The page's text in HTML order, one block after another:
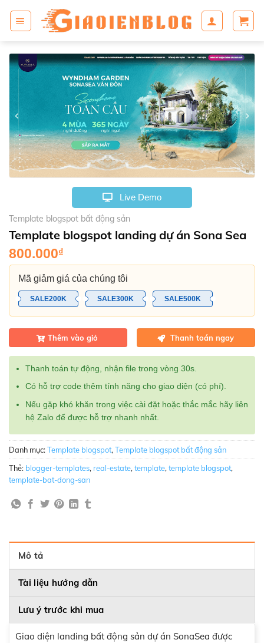
Live Demo
Template blogspot bất động sản
Template blogspot landing dự án Sona Sea
800.000₫
Mã giảm giá của chúng tôi
SALE200K SALE300K SALE500K
Thêm vào giỏ Thanh toán ngay
Thanh toán tự động, nhận file trong vòng 30s.
Có hỗ trợ code thêm tính năng cho giao diện (có phí).
Nếu gặp khó khăn trong việc cài đặt hoặc thắc mắc hãy liên
hệ Zalo để được hỗ trợ nhanh nhất.
Danh mục:Template blogspot, Template blogspot bất động sản
Thẻ: blogger-templates, real-estate, template, template blogspot,
template-bat-dong-san
Mô tả
Tài liệu hướng dẫn
Lưu ý trước khi mua
Giao diện landing bất động sản dự án SonaSea được